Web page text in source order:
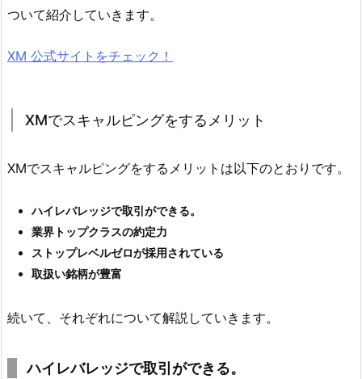
ついて紹介していきます。
XM 公式サイトをチェック！
XMでスキャルピングをするメリット
XMでスキャルピングをするメリットは以下のとおりです。
ハイレバレッジで取引ができる。
業界トップクラスの約定力
ストップレベルゼロが採用されている
取扱い銘柄が豊富
続いて、それぞれについて解説していきます。
ハイレバレッジで取引ができる。